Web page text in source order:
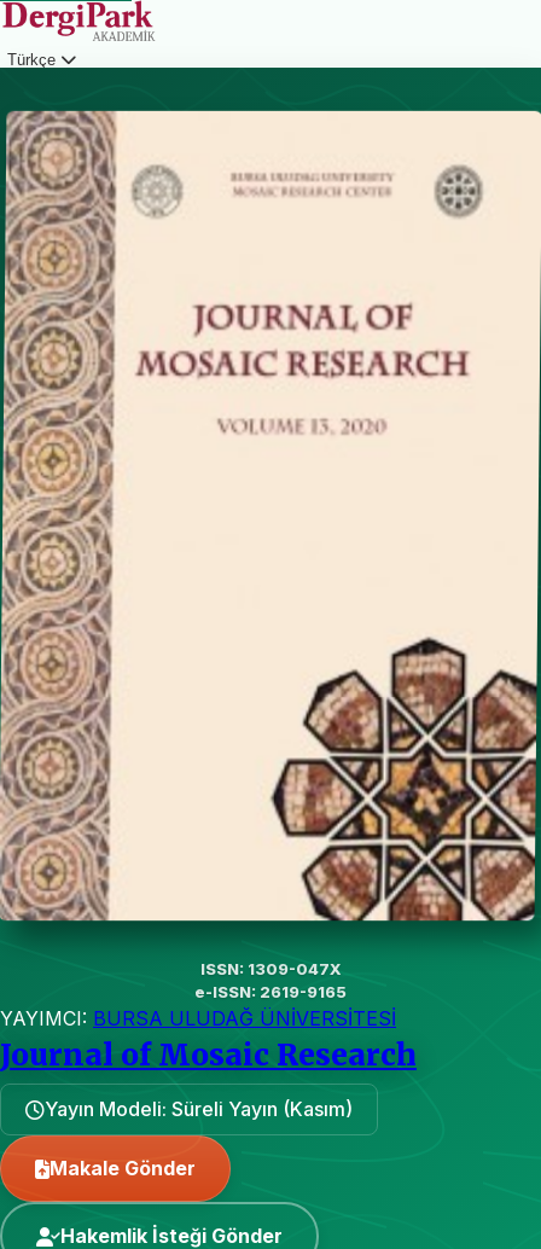
Türkçe
ISSN: 1309-047X
e-ISSN: 2619-9165
YAYIMCI: BURSA ULUDAĞ ÜNİVERSİTESİ
Journal of Mosaic Research
Yayın Modeli: Süreli Yayın (Kasım)
Makale Gönder
Hakemlik İsteği Gönder